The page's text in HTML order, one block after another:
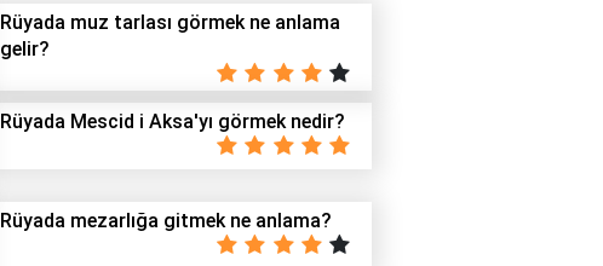
Rüyada muz tarlası görmek ne anlama
gelir?
Rüyada Mescid i Aksa'yı görmek nedir?
Rüyada mezarlığa gitmek ne anlama?